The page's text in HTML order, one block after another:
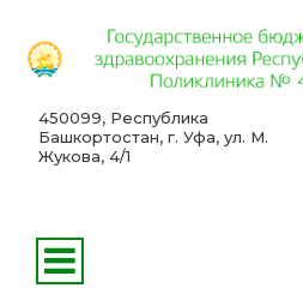
450099, Республика
Башкортостан, г. Уфа, ул. М.
Жукова, 4/1